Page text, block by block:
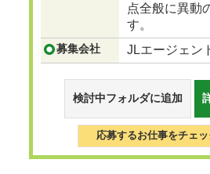
点全般に異動
す。
募集会社 JLエージェン
検討中フォルダに追加
応募するお仕事をチェ